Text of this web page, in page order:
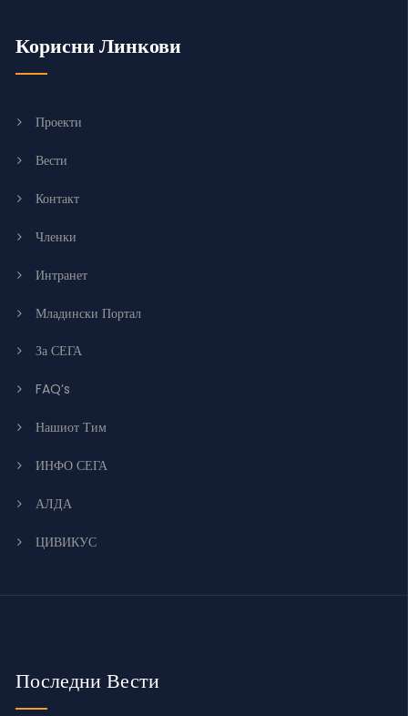
Корисни Линкови
Проекти
Вести
Контакт
Членки
Интранет
Младински Портал
За СЕГА
FAQ’s
Нашиот Тим
ИНФО СЕГА
АЛДА
ЦИВИКУС
Последни Вести